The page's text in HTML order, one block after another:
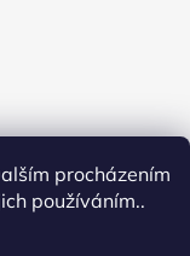
procházením
používáním..